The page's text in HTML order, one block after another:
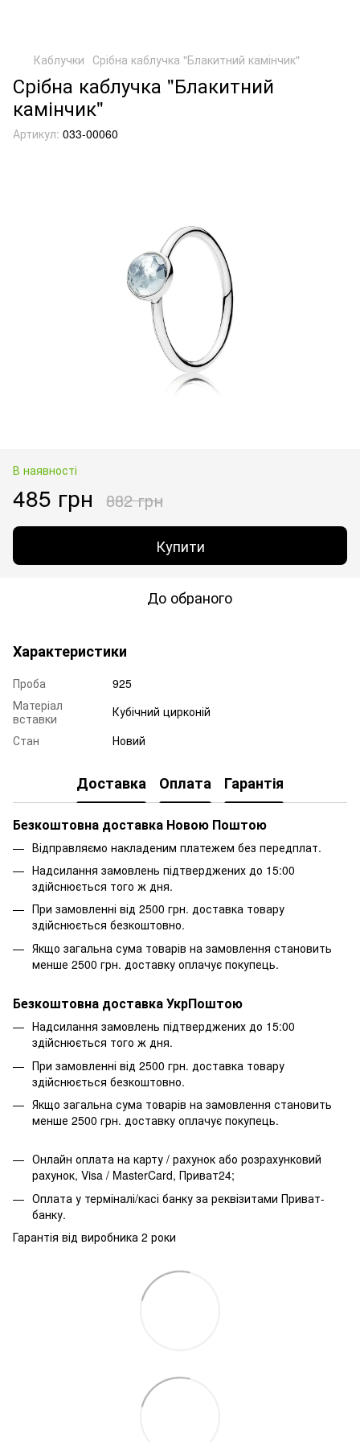
Каблучки Срібна каблучка "Блакитний камінчик"
Срібна каблучка "Блакитний
камінчик"
Артикул: 033-00060
В наявності
485 грн 882 грн
Купити
До обраного
Характеристики
Проба
925
Матеріал
вставки
Кубічний цирконій
Стан
Новий
Доставка Оплата Гарантія
Безкоштовна доставка Новою Поштою
Відправляємо накладеним платежем без передплат.
Надсилання замовлень підтверджених до 15:00
здійснюється того ж дня.
При замовленні від 2500 грн. доставка товару
здійснюється безкоштовно.
Якщо загальна сума товарів на замовлення становить
менше 2500 грн. доставку оплачує покупець.
Безкоштовна доставка УкрПоштою
Надсилання замовлень підтверджених до 15:00
здійснюється того ж дня.
При замовленні від 2500 грн. доставка товару
здійснюється безкоштовно.
Якщо загальна сума товарів на замовлення становить
менше 2500 грн. доставку оплачує покупець.
Онлайн оплата на карту / рахунок або розрахунковий
рахунок, Visa / MasterCard, Приват24;
Оплата у терміналі/касі банку за реквізитами Приват-
банку.
Гарантія від виробника 2 роки